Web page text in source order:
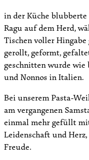
in der Küche blubberte
Ragu auf dem Herd,
Tischen voller Hingabe
gerollt, geformt,
geschnitten wurde wie
und Nonnos in Italien.
Bei unserem Pasta-
am vergangenen
einmal mehr gefüllt
Leidenschaft und
Freude.